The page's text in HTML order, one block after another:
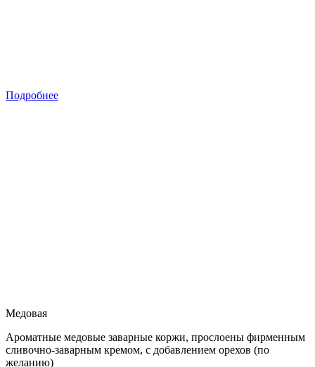
Подробнее
Медовая
Ароматные медовые заварные коржи, прослоены фирменным
сливочно-заварным кремом, с добавлением орехов (по
желанию)